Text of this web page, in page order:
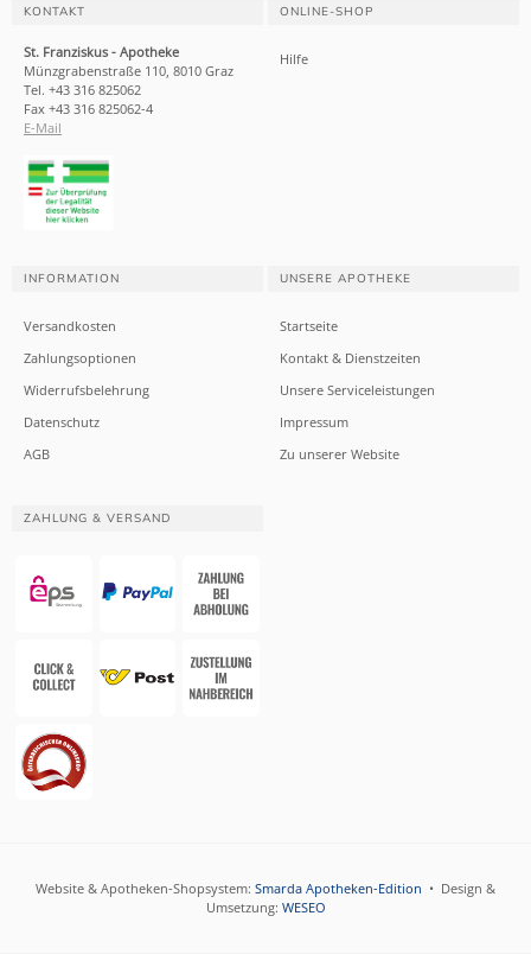
KONTAKT
St. Franziskus - Apotheke
Münzgrabenstraße 110, 8010 Graz
Tel. +43 316 825062
Fax +43 316 825062-4
E-Mail
ONLINE-SHOP
Hilfe
INFORMATION
Versandkosten
Zahlungsoptionen
Widerrufsbelehrung
Datenschutz
AGB
UNSERE APOTHEKE
Startseite
Kontakt & Dienstzeiten
Unsere Serviceleistungen
Impressum
Zu unserer Website
ZAHLUNG & VERSAND
Website & Apotheken-Shopsystem: Smarda Apotheken-Edition • Design &
Umsetzung: WESEO